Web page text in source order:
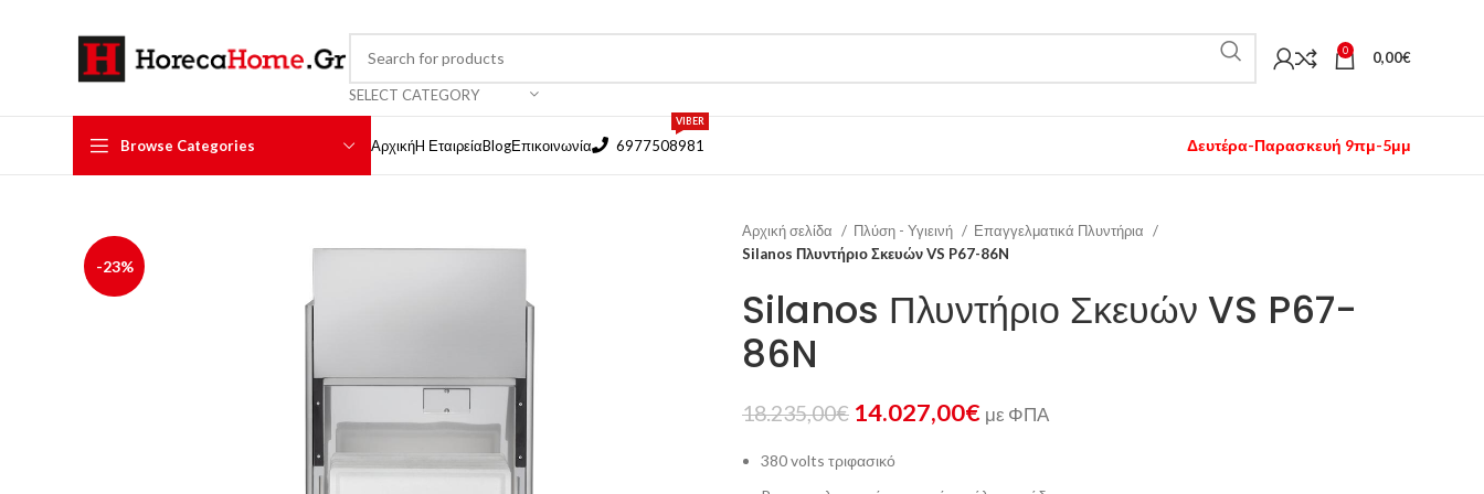
SELECT CATEGORY
0 0,00€
Browse Categories ΑρχικήH ΕταιρείαBlogΕπικοινωνία 6977508981
VIBER
Δευτέρα-Παρασκευή 9πμ-5μμ
-23%
Αρχική σελίδα Πλύση - Υγιεινή
Επαγγελματικά Πλυντήρια
Silanos Πλυντήριο Σκευών VS P67-86N
Silanos Πλυντήριο Σκευών VS P67-
86N
18.235,00€ 14.027,00€ με ΦΠΑ
380 volts τριφασικό